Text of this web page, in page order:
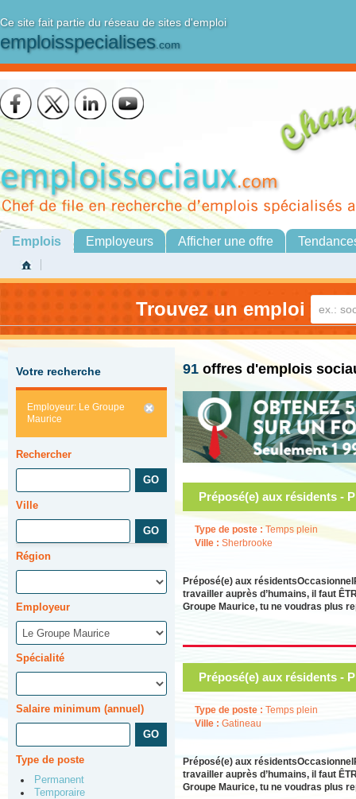
Ce site fait partie du réseau de sites d'emploi
emploisspecialises.com
Emplois Employeurs Afficher une offre
Trouvez un emploi
Votre recherche
Employeur: Le Groupe
Maurice
Rechercher
Ville
Région
Employeur
Spécialité
Salaire minimum (annuel)
Type de poste
Permanent
Temporaire
91 offres d'emplois
Préposé(e) aux résidents -
Type de poste :Temps plein
Ville : Sherbrooke
Préposé(e) aux
travailler auprès d’humains, il faut
Groupe Maurice, tu ne voudras plus
Préposé(e) aux résidents -
Type de poste : Temps plein
Ville : Gatineau
Préposé(e) aux
travailler auprès d’humains, il faut
Groupe Maurice, tu ne voudras plus